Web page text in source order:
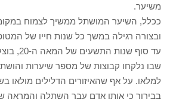
משיער.
ככלל, השיער המושתל ממשיך לצמוח
ובצורה רגילה במשך כל שנות חייו של
עד סוף
שבו נלקחו קבוצות של מספר שיערות
למלאו. על אף שהאיזורים הדלילים מולאו
בבירור כי אותו אדם עבר השתלה והמראה